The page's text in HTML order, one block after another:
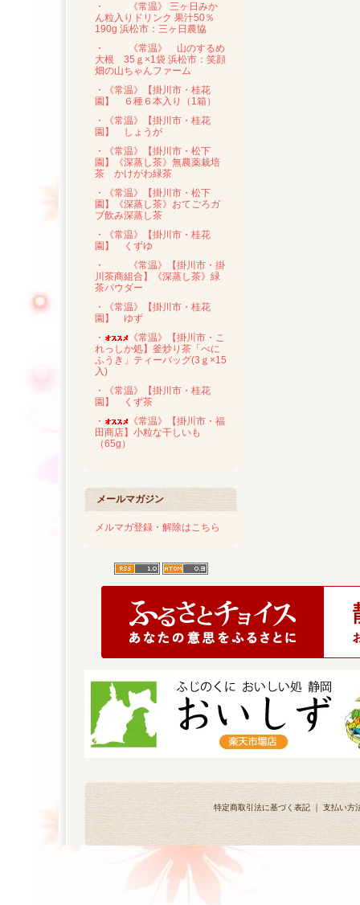
・
《常温》 三ヶ日みか
ん粒入りドリンク 果汁50％
190g 浜松市：三ヶ日農協
・
《常温》 山のするめ
大根 35ｇ×1袋 浜松市：笑顔
畑の山ちゃんファーム
・《常温》【掛川市・桂花
園】 ６種６本入り（1箱）
・《常温》【掛川市・桂花
園】 しょうが
・《常温》【掛川市・松下
園】《深蒸し茶》無農薬栽培
茶 かけがわ緑茶
・《常温》【掛川市・松下
園】《深蒸し茶》おてごろガ
ブ飲み深蒸し茶
・《常温》【掛川市・桂花
園】 くずゆ
・
《常温》【掛川市・掛
川茶商組合】《深蒸し茶》緑
茶パウダー
・《常温》【掛川市・桂花
園】 ゆず
・
《常温》【掛川市・こ
れっしか処】釜炒り茶「べに
ふうき」ティーバッグ(3ｇ×15
入)
・《常温》【掛川市・桂花
園】 くず茶
・
《常温》【掛川市・福
田商店】小粒な干しいも
（65g）
メールマガジン
メルマガ登録・解除はこちら
特定商取引法に基づく表記 ｜ 支払い方